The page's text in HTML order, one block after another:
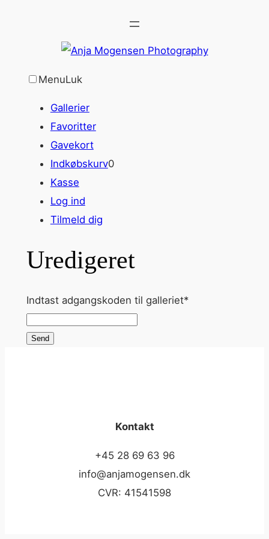
MenuLuk
Gallerier
Favoritter
Gavekort
Indkøbskurv0
Kasse
Log ind
Tilmeld dig
Uredigeret
Indtast adgangskoden til galleriet*
Send
Kontakt
+45 28 69 63 96
info@anjamogensen.dk
CVR: 41541598